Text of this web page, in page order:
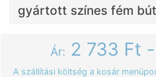
gyártott színes fém
Ár: 2 733 Ft
A szállítási költség a kosár